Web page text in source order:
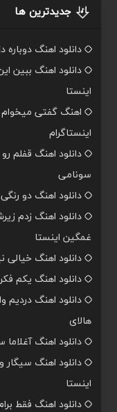
جدیدترین ها
دانلود اهنگ
دانلود اهنگ ببین
اینستا
اهنگ گفتی میخوام
اینستاگرام
دانلود اهنگ
سونامی
دانلود اهنگ دو
دانلود اهنگ زدم
غمگین اینستا
دانلود اهنگ
دانلود اهنگ یکم
دانلود اهنگ دردیم
هالای
دانلود اهنگ آغلاما
دانلود اهنگ
اینستا
دانلود اهنگ فقط